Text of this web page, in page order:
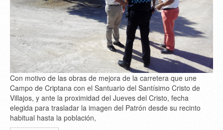
Con motivo de las obras de mejora de la carretera que une
Campo de Criptana con el Santuario del Santísimo Cristo de
Villajos, y ante la proximidad del Jueves del Cristo, fecha
elegida para trasladar la imagen del Patrón desde su recinto
habitual hasta la población,